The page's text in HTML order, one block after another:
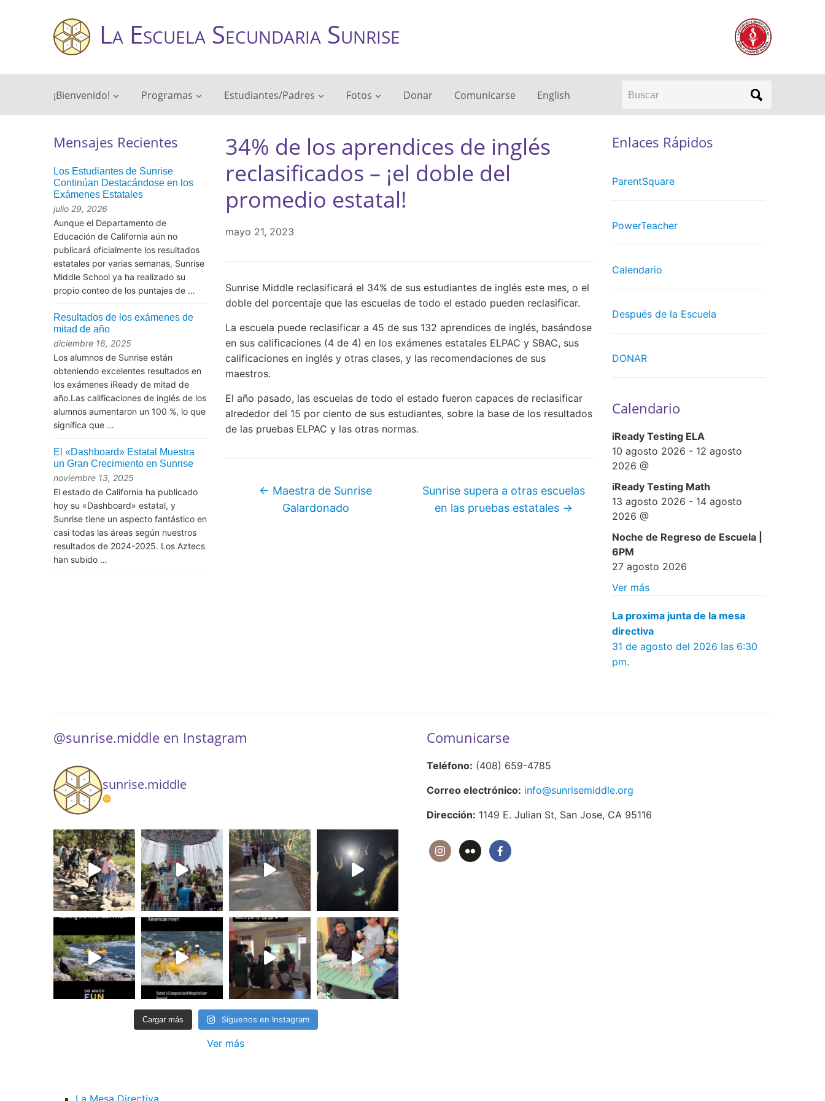
La Escuela Secundaria Sunrise
¡Bienvenido! Programas Estudiantes/Padres Fotos Donar Comunicarse English Buscar
Mensajes Recientes
Los Estudiantes de Sunrise
Continúan Destacándose en los
Exámenes Estatales
julio 29, 2026
Aunque el Departamento de
Educación de California aún no
publicará oficialmente los resultados
estatales por varias semanas, Sunrise
Middle School ya ha realizado su
propio conteo de los puntajes de …
Resultados de los exámenes de
mitad de año
diciembre 16, 2025
Los alumnos de Sunrise están
obteniendo excelentes resultados en
los exámenes iReady de mitad de
año.Las calificaciones de inglés de los
alumnos aumentaron un 100 %, lo que
significa que …
El «Dashboard» Estatal Muestra
un Gran Crecimiento en Sunrise
noviembre 13, 2025
El estado de California ha publicado
hoy su «Dashboard» estatal, y
Sunrise tiene un aspecto fantástico en
casi todas las áreas según nuestros
resultados de 2024-2025. Los Aztecs
han subido …
34% de los aprendices de inglés
reclasificados – ¡el doble del
promedio estatal!
mayo 21, 2023
Sunrise Middle reclasificará el 34% de sus estudiantes de inglés este mes, o el
doble del porcentaje que las escuelas de todo el estado pueden reclasificar.
La escuela puede reclasificar a 45 de sus 132 aprendices de inglés, basándose
en sus calificaciones (4 de 4) en los exámenes estatales ELPAC y SBAC, sus
calificaciones en inglés y otras clases, y las recomendaciones de sus
maestros.
El año pasado, las escuelas de todo el estado fueron capaces de reclasificar
alrededor del 15 por ciento de sus estudiantes, sobre la base de los resultados
de las pruebas ELPAC y las otras normas.
← Maestra de Sunrise
Galardonado
Sunrise supera a otras escuelas
en las pruebas estatales →
Enlaces Rápidos
ParentSquare
PowerTeacher
Calendario
Después de la Escuela
DONAR
Calendario
iReady Testing ELA
10 agosto 2026 - 12 agosto
2026 @
iReady Testing Math
13 agosto 2026 - 14 agosto
2026 @
Noche de Regreso de Escuela |
6PM
27 agosto 2026
Ver más
La proxima junta de la mesa
directiva
31 de agosto del 2026 las 6:30
pm.
@sunrise.middle en Instagram
sunrise.middle
Cargar más Síguenos en Instagram
Ver más
Comunicarse
Teléfono: (408) 659-4785
Correo electrónico: info@sunrisemiddle.org
Dirección: 1149 E. Julian St, San Jose, CA 95116
La Mesa Directiva